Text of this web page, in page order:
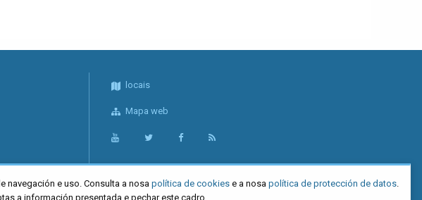
locais
Mapa web
navegación e uso. Consulta a nosa política de cookies e a nosa política de protección de datos
a información presentada e pechar este cadro.